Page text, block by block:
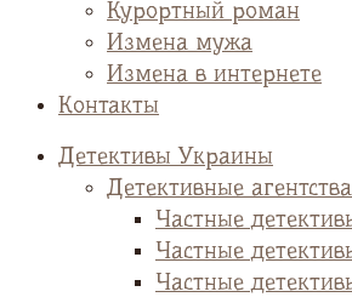
Курортный роман
Измена мужа
Измена в интернете
Контакты
Детективы Украины
Детективные
Частные
Частные
Частные